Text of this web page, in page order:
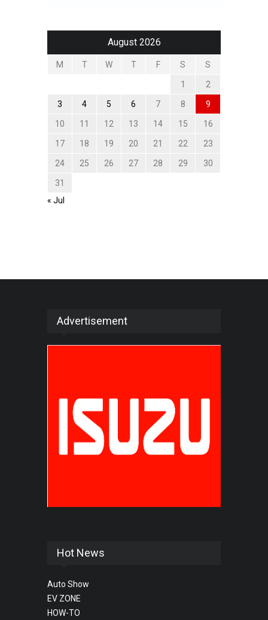
August 2026
M T W T F S S
1 2
3 4 5 6 7 8 9
10 11 12 13 14 15 16
17 18 19 20 21 22 23
24 25 26 27 28 29 30
31
« Jul
Advertisement
Hot News
Auto Show
EV ZONE
HOW-TO